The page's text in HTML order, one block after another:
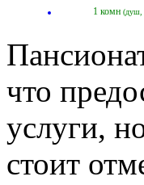
1 комн (душ,
что
услуги,
стоит